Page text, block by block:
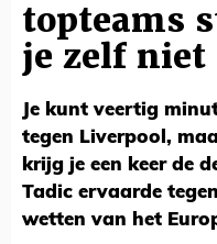
topteams
je zelf niet
Je kunt veertig
tegen Liverpool,
krijg je een keer de
Tadic ervaarde
wetten van het